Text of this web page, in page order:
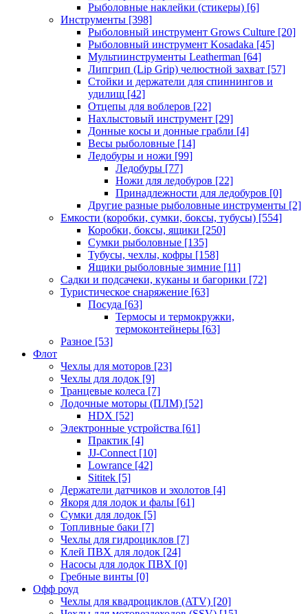
Рыболовные наклейки (стикеры) [6]
Инструменты [398]
Рыболовный инструмент Grows Culture [20]
Рыболовный инструмент Kosadaka [45]
Мультиинструменты Leatherman [64]
Липгрип (Lip Grip) челюстной захват [57]
Стойки и держатели для спиннингов и
удилищ [42]
Отцепы для воблеров [22]
Нахлыстовый инструмент [29]
Донные косы и донные грабли [4]
Весы рыболовные [14]
Ледобуры и ножи [99]
Ледобуры [77]
Ножи для ледобуров [22]
Принадлежности для ледобуров [0]
Другие разные рыболовные инструменты [2]
Емкости (коробки, сумки, боксы, тубусы) [554]
Коробки, боксы, ящики [250]
Сумки рыболовные [135]
Тубусы, чехлы, кофры [158]
Ящики рыболовные зимние [11]
Садки и подсачеки, куканы и багорики [72]
Туристическое снаряжение [63]
Посуда [63]
Термосы и термокружки,
термоконтейнеры [63]
Разное [53]
Флот
Чехлы для моторов [23]
Чехлы для лодок [9]
Транцевые колеса [7]
Лодочные моторы (ПЛМ) [52]
HDX [52]
Электронные устройства [61]
Практик [4]
JJ-Connect [10]
Lowrance [42]
Sititek [5]
Держатели датчиков и эхолотов [4]
Якоря для лодок и фалы [61]
Сумки для лодок [5]
Топливные баки [7]
Чехлы для гидроциклов [7]
Клей ПВХ для лодок [24]
Насосы для лодок ПВХ [0]
Гребные винты [0]
Офф роуд
Чехлы для квадроциклов (ATV) [20]